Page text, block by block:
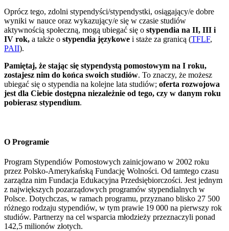
Oprócz tego, zdolni stypendyści/stypendystki, osiągający/e dobre
wyniki w nauce oraz wykazujący/e się w czasie studiów
aktywnością społeczną, mogą ubiegać się o stypendia na II, III i
IV rok, a także o stypendia językowe i staże za granicą (TFLF,
PAII).
Pamiętaj, że stając się stypendystą pomostowym na I roku,
zostajesz nim do końca swoich studiów. To znaczy, że możesz
ubiegać się o stypendia na kolejne lata studiów; oferta rozwojowa
jest dla Ciebie dostępna niezależnie od tego, czy w danym roku
pobierasz stypendium.
O Programie
Program Stypendiów Pomostowych zainicjowano w 2002 roku
przez Polsko-Amerykańską Fundację Wolności. Od tamtego czasu
zarządza nim Fundacja Edukacyjna Przedsiębiorczości. Jest jednym
z największych pozarządowych programów stypendialnych w
Polsce. Dotychczas, w ramach programu, przyznano blisko 27 500
różnego rodzaju stypendiów, w tym prawie 19 000 na pierwszy rok
studiów. Partnerzy na cel wsparcia młodzieży przeznaczyli ponad
142,5 milionów złotych.